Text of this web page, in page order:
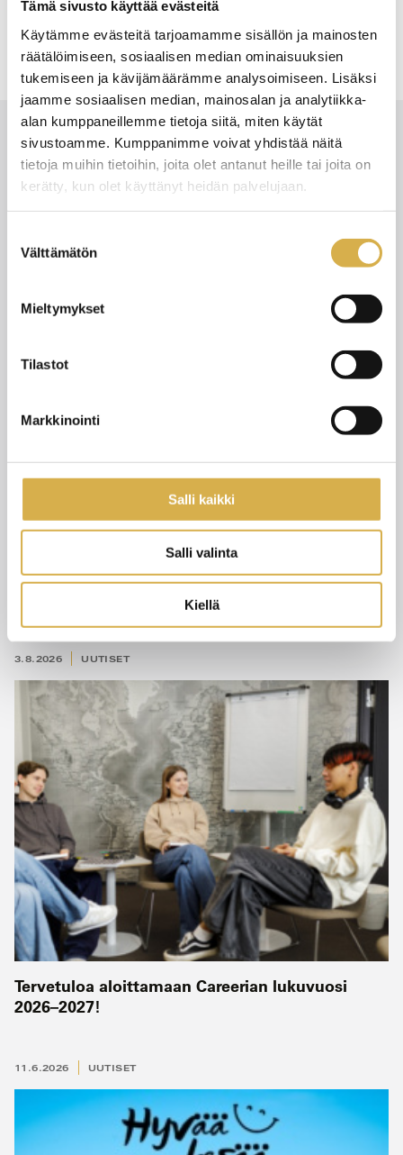
Tämä sivusto käyttää evästeitä
Käytämme evästeitä tarjoamamme sisällön ja mainosten
räätälöimiseen, sosiaalisen median ominaisuuksien
tukemiseen ja kävijämäärämme analysoimiseen. Lisäksi
jaamme sosiaalisen median, mainosalan ja analytiikka-
alan kumppaneillemme tietoja siitä, miten käytät
sivustoamme. Kumppanimme voivat yhdistää näitä
tietoja muihin tietoihin, joita olet antanut heille tai joita on
kerätty, kun olet käyttänyt heidän palvelujaan.
valinta
Välttämätön
Mieltymykset
Tilastot
Markkinointi
Salli kaikki
Salli valinta
Kiellä
rakennusalan perustutkinto
Uusimmat
Pedagoginen tiedonsiirto
3.8.2026 UUTISET
Tervetuloa aloittamaan Careerian lukuvuosi
2026–2027!
11.6.2026 UUTISET